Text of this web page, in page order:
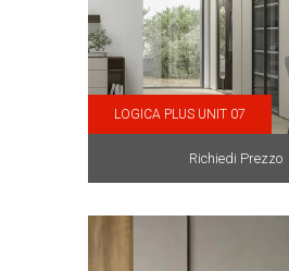
LOGICA PLUS UNIT 07
Richiedi Prezzo